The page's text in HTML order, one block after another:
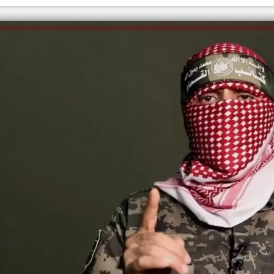
الكاتبة إلهام شرشر تهنئ الرئيس
السيسي بعيد ميلاده وتُشيد بجهوده
في بناء الدولة